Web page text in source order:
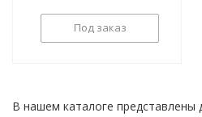
Под заказ
В нашем каталоге